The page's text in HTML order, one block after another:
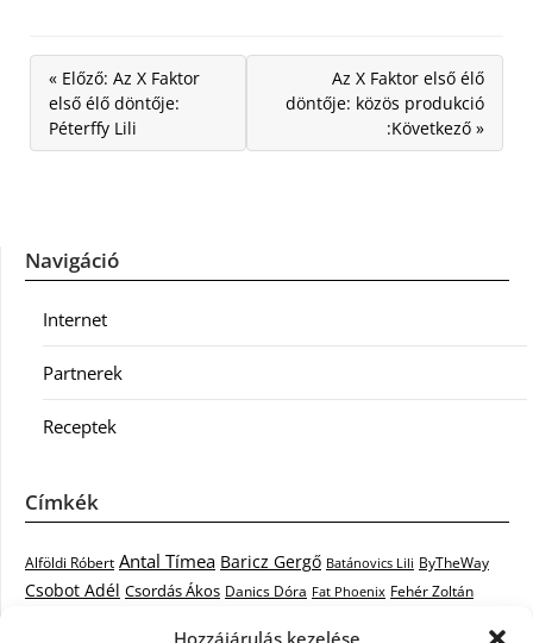
Hozzájárulás kezelése
« Előző: Az X Faktor
első élő döntője:
Péterffy Lili
Az X Faktor első élő
döntője: közös produkció
:Következő »
Navigáció
Internet
Partnerek
Receptek
Címkék
Alföldi Róbert Antal Tímea Baricz Gergő Batánovics Lili ByTheWay
Csobot Adél Csordás Ákos Danics Dóra Fat Phoenix Fehér Zoltán